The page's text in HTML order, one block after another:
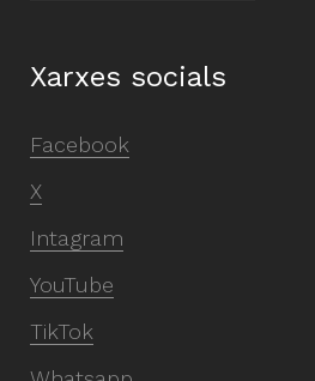
Xarxes socials
Facebook
X
Intagram
YouTube
TikTok